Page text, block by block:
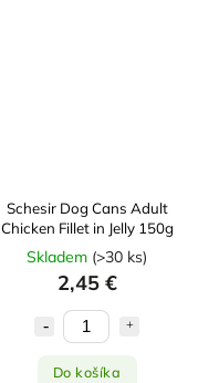
Schesir Dog Cans Adult
Chicken Fillet in Jelly 150g
Skladem (>30 ks)
2,45 €
Do košíka